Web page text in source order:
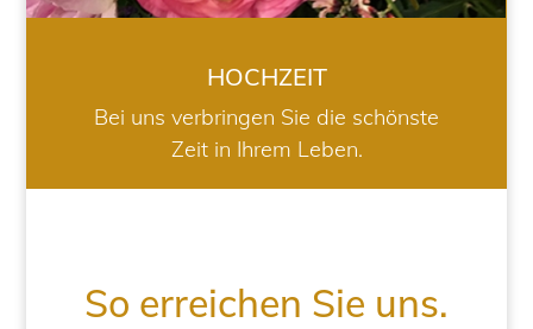
HOCHZEIT
Bei uns verbringen Sie die schönste
Zeit in Ihrem Leben.
So erreichen Sie uns.